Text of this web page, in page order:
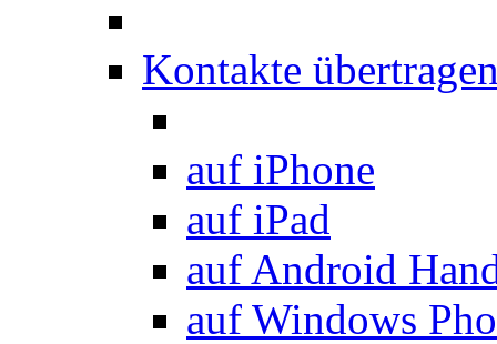
Kontakte
auf iPhone
auf iPad
auf Android
auf Windows